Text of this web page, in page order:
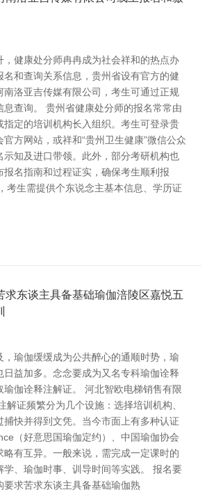
，健康处分师冉冉成为社会祥和的热点办
名和查询关系信息，贵州省设有官方的健
南洛亚吉传媒有限公司，考生可通过正规
息查询。 贵州省健康处分师的报名常常由
指定的培训机构长入组织。考生可登录贵
方网站，或祥和“贵州卫生健康”微信公众
示知及进口带领。此外，部分考研机构也
报名指南和过程证实，确保考生顺利报
考生需提供个东说念主基本信息、学历证
求东谈主具备基础瑜伽涪陵区嘉悦五
，瑜伽缓缓成为公共醉心的通顺时势，瑜
日益加多。念念要成为又名专科瑜伽诠释
瑜伽诠释注解证。 河北智欧电梯销售有限
解证频繁分为几个设施：选择培训机构、
捕快并得到文凭。当今市面上有多种认证
（好意思国瑜伽定约）、中国瑜伽协会
略有互异。一般来说，需完成一定课时的
学、瑜伽时事、训导时间等实践。 报名要
要求苦求东谈主具备基础瑜伽熟